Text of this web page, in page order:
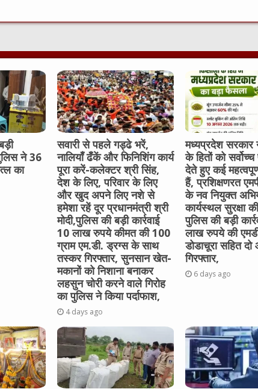
ai
l
ss
e
n
g
er
at
s
A
p
p
ने 36
का
सवारी से पहले गड्ढे भरें,
नालियाँ ढँकें और फिनिशिंग कार्य
पूरा करें-कलेक्टर श्री सिंह,
देश के लिए, परिवार के लिए
और खुद अपने लिए नशे से
हमेशा रहें दूर प्रधानमंत्री श्री
मोदी,पुलिस की बड़ी कार्रवाई
10 लाख रुपये कीमत की 100
ग्राम एम.डी. ड्रग्स के साथ
तस्कर गिरफ्तार, सुनसान खेत-
मकानों को निशाना बनाकर
लहसुन चोरी करने वाले गिरोह
का पुलिस ने किया पर्दाफाश,
4 days ago
मध्यप्रदेश सरकार
के हितों को
देते हुए कई
हैं, प्रशिक्षणरत
के नव नियुक्त
कार्यस्थल सुरक्षा
पुलिस की बड़ी
लाख रुपये की
डोडाचूरा सहित दो
गिरफ्तार,
6 days ago